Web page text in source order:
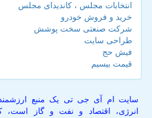
انتخابات مجلس ، کاندیدای مجلس
خرید و فروش خودرو
شرکت صنعتی سخت پوشش
طراحی سایت
فیش حج
قیمت بیسیم
سایت ام آی جی تی یک منبع ارزشمند
انرژی، اقتصاد و نفت و گاز است،